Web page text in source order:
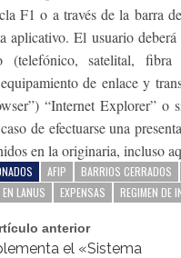
F1 o a través de la barra
aplicativo. El usuario
(telefónico, satelital,
de enlace y
“Internet Explorer” o
de efectuarse una
en la originaria, incluso
AFIP BARRIOS CERRADOS
LANUS
EXPENSAS REGIMEN DE
anterior
el «Sistema